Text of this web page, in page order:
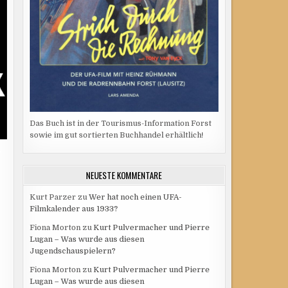
Das Buch ist in der Tourismus-Information Forst
sowie im gut sortierten Buchhandel erhältlich!
NEUESTE KOMMENTARE
Kurt Parzer zu Wer hat noch einen UFA-
Filmkalender aus 1933?
Fiona Mortonzu Kurt Pulvermacher und Pierre
Lugan – Was wurde aus diesen
Jugendschauspielern?
Fiona Mortonzu Kurt Pulvermacher und Pierre
Lugan – Was wurde aus diesen